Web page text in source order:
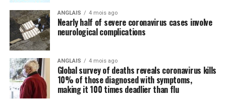
Florent Boissonnet, porte-parole de l’Association
française transhumaniste Photo : Radio-Canada / Janic
Tremblay
Il cite la compagnie Calico qui veut allonger la vie
ANGLAIS 4 mois ago
Nearly half of severe coronavirus cases involve
neurological complications
ANGLAIS 4 mois ago
Global survey of deaths reveals coronavirus kills
10% of those diagnosed with symptoms,
making it 100 times deadlier than flu